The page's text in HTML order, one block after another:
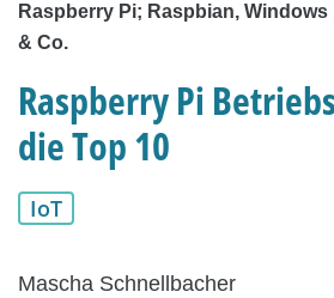
Raspberry Pi; Raspbian, Windows
& Co.
Raspberry Pi
die Top 10
IoT
Mascha Schnellbacher